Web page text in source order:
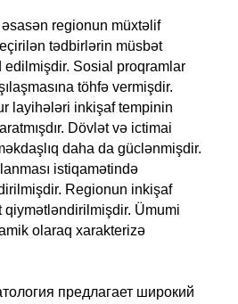
regionun müxtəlif
tədbirlərin müsbət
edilmişdir. Sosial proqramlar
töhfə vermişdir.
layihələri inkişaf tempinin
Dövlət və ictimai
daha da güclənmişdir.
istiqamətində
Regionun inkişaf
qiymətləndirilmişdir. Ümumi
olaraq xarakterizə
предлагает широкий